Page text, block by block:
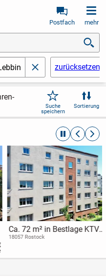
Postfach mehr
schließenzurücksetzen
Suche
speichern
Sortierung
automatische
Ca. 72 m² in Bestlage KTV -
WG-geeignet & flexibel für
Eigennutzung oder
Vermietung!
18057 Rostock